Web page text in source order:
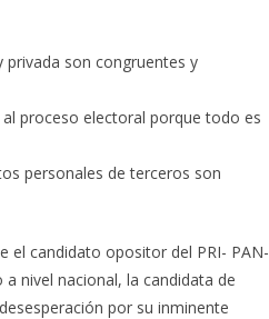
privada son congruentes y
proceso electoral porque todo es
personales de terceros son
el candidato opositor del PRI- PAN-
nivel nacional, la candidata de
por su inminente